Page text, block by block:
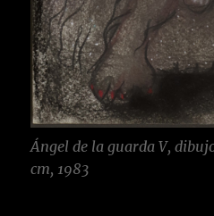
Ángel de la guarda V,
cm, 1983